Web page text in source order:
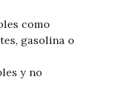
como
gasolina o
y no